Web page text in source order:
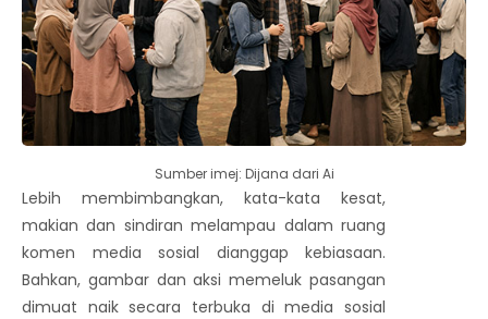
Sumber imej: Dijana dari Ai
Lebih membimbangkan, kata-kata kesat,
makian dan sindiran melampau dalam ruang
komen media sosial dianggap kebiasaan.
Bahkan, gambar dan aksi memeluk pasangan
dimuat naik secara terbuka di media sosial